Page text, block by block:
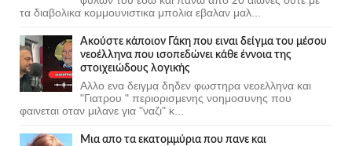
τα διαβολικα κομμουνιστικα μπολια εβαλαν μαλ...
Ακούστε κάποιον Γάκη που ειναι δείγμα του μέσου
νεοέλληνα που ισοπεδώνει κάθε έννοια της
στοιχειώδους λογικής
Αλλο ενα δειγμα δηδεν φωστηρα νεοελληνα και
"Γιατρου " περιορισμενης νοημοσυνης που
φαινεται οταν μιλανε για "ναζι" κ...
Μια απο τα εκατομμύρια που πανε και